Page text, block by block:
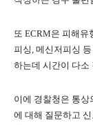
또 ECRM은 피해유
피싱, 메신저피싱
하는데 시간이 다소
이에 경찰청은 통상
에 대해 질문하고